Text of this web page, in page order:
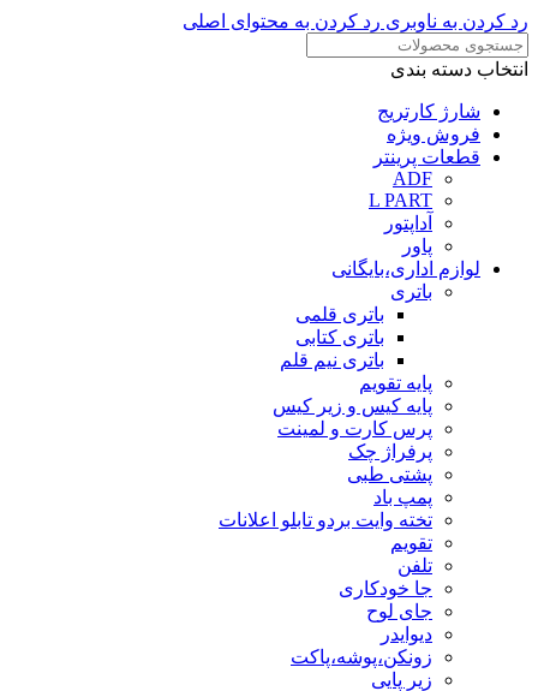
رد کردن به ناوبری رد کردن به محتوای اصلی
انتخاب دسته بندی
شارژ کارتریج
فروش ویژه
قطعات پرینتر
ADF
L PART
آداپتور
پاور
لوازم اداری،بایگانی
باتری
باتری قلمی
باتری کتابی
باتری نیم قلم
پایه تقویم
پایه کیس و زیر کیس
پرس کارت و لمینت
پرفراژ چک
پشتی طبی
پمپ باد
تخته وایت بردو تابلو اعلانات
تقویم
تلفن
جا خودکاری
جای لوح
دیوایدر
زونکن،پوشه،پاکت
زیر پایی